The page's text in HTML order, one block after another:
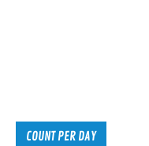
COUNT PER DAY